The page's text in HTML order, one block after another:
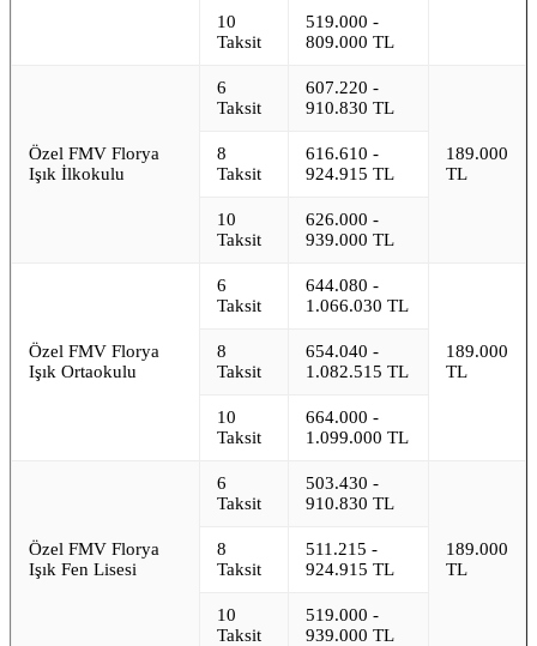
10
Taksit
519.000 -
809.000 TL
Özel FMV Florya
Işık İlkokulu
6
Taksit
607.220 -
910.830 TL
189.000
TL
8
Taksit
616.610 -
924.915 TL
10
Taksit
626.000 -
939.000 TL
Özel FMV Florya
Işık Ortaokulu
6
Taksit
644.080 -
1.066.030 TL
189.000
TL
8
Taksit
654.040 -
1.082.515 TL
10
Taksit
664.000 -
1.099.000 TL
Özel FMV Florya
Işık Fen Lisesi
6
Taksit
503.430 -
910.830 TL
189.000
TL
8
Taksit
511.215 -
924.915 TL
10
Taksit
519.000 -
939.000 TL